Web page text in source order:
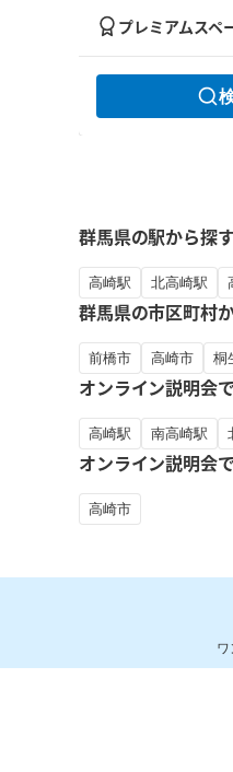
プレミアムスペ
群馬県の駅から探す
高崎駅 北高崎駅
群馬県の市区町村
前橋市 高崎市 桐
オンライン説明会
高崎駅 南高崎駅
オンライン説明会
高崎市